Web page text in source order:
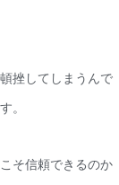
挫してしまうんで
。
そ信頼できるのか